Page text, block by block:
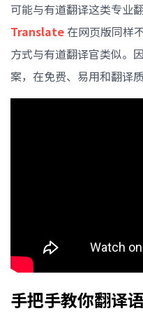
可能与有道翻译这类专业
Translate在网页版同样
方式与有道翻译官类似。
案，在免费、易用和翻译
手把手教你翻译